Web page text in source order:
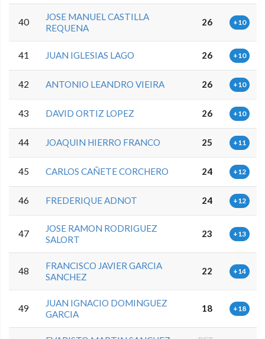
40
JOSE MANUEL CASTILLA
REQUENA
26 +10
41 JUAN IGLESIAS LAGO 26 +10
42 ANTONIO LEANDRO VIEIRA 26 +10
43 DAVID ORTIZ LOPEZ 26 +10
44 JOAQUIN HIERRO FRANCO 25 +11
45 CARLOS CAÑETE CORCHERO 24 +12
46 FREDERIQUE ADNOT 24 +12
47
JOSE RAMON RODRIGUEZ
SALORT
23 +13
48
FRANCISCO JAVIER GARCIA
SANCHEZ
22 +14
49
JUAN IGNACIO DOMINGUEZ
GARCIA
18 +18